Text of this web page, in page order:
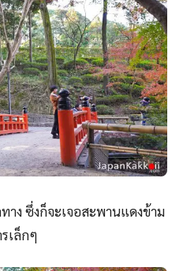
าง ซึ่งก็จะเจอสะพานแดงข้าม
เล็กๆ